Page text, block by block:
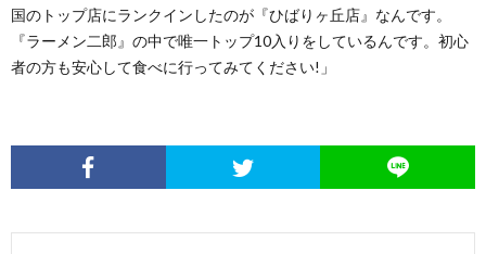
国のトップ店にランクインしたのが『ひばりヶ丘店』なんです。
『ラーメン二郎』の中で唯一トップ10入りをしているんです。初心
者の方も安心して食べに行ってみてください!」